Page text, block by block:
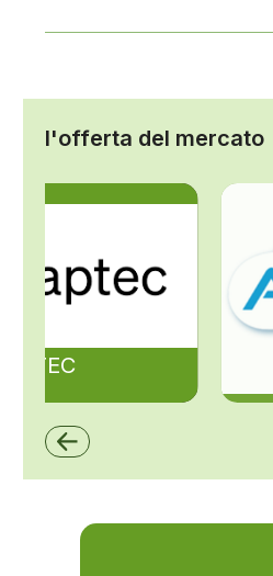
l'offerta del mercato